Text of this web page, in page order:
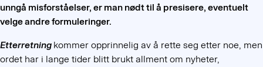
unngå misforståelser, er man nødt til å presisere, eventuelt
velge andre formuleringer.
Etterretning kommer opprinnelig av å rette seg etter noe, men
ordet har i lange tider blitt brukt allment om nyheter,